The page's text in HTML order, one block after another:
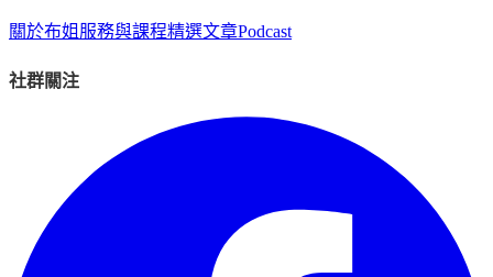
關於布姐 服務與課程精選文章Podcast
社群關注